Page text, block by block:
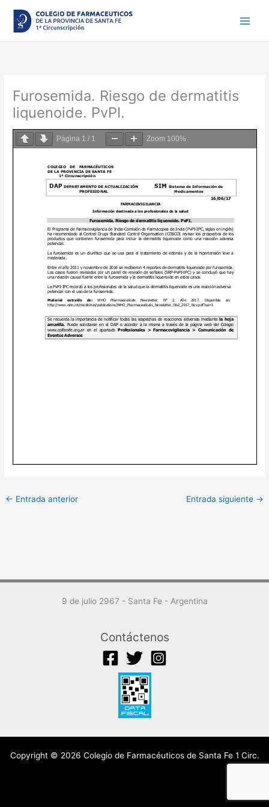
contenido
Furosemida. Riesgo de dermatitis
liquenoide. PvPI.
Página 1 / 1 Zoom 100%
← Entrada anterior Entrada siguiente →
9 de julio 2967 - Santa Fe - Argentina
Contáctenos
Copyright © 2026 Colegio de Farmacéuticos de Santa Fe 1 Circ.